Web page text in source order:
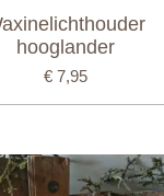
hooglander
€ 7,95